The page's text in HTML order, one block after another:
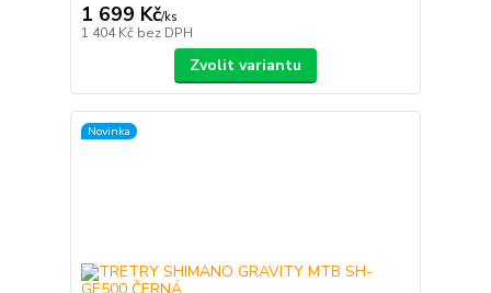
1 699 Kč/ks
1 404 Kč bez DPH
Zvolit variantu
Novinka